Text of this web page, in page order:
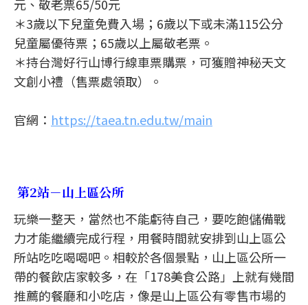
元、敬老票65/50元
＊3歲以下兒童免費入場；6歲以下或未滿115公分
兒童屬優待票；65歲以上屬敬老票。
＊持台灣好行山博行線車票購票，可獲贈神秘天文
文創小禮（售票處領取）。
官網： https://taea.tn.edu.tw/main
第2站－山上區公所
玩樂一整天，當然也不能虧待自己，要吃飽儲備戰
力才能繼續完成行程，用餐時間就安排到山上區公
所站吃吃喝喝吧。相較於各個景點，山上區公所一
帶的餐飲店家較多，在「178美食公路」上就有幾間
推薦的餐廳和小吃店，像是山上區公有零售市場的